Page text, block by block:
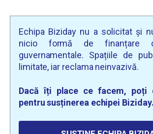
Echipa Biziday nu a solicitat și
nicio formă de finanțare
guvernamentale. Spațiile de
limitate, iar reclama neinvazivă.
Dacă îți place ce facem, poți
pentru susținerea echipei Biziday.